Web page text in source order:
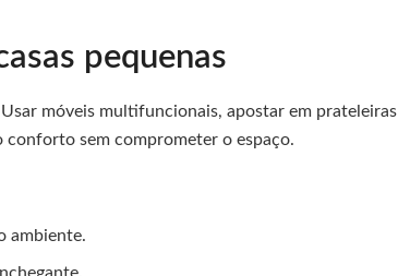
pequenas
móveis multifuncionais, apostar em prateleiras
conforto sem comprometer o espaço.
ambiente.